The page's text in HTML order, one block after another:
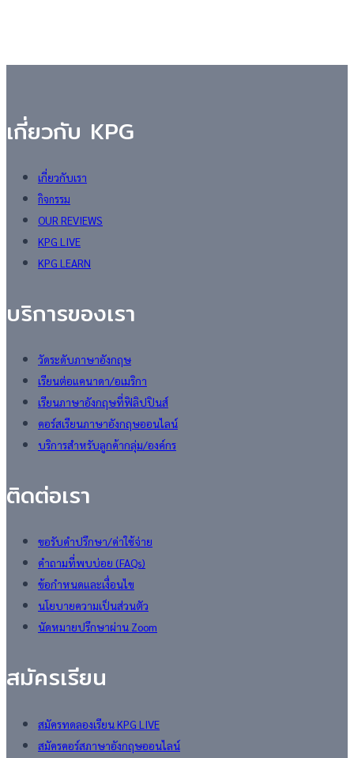
เกี่ยวกับ KPG
เกี่ยวกับเรา
กิจกรรม
OUR REVIEWS
KPG LIVE
KPG LEARN
บริการของเรา
วัดระดับภาษาอังกฤษ
เรียนต่อแคนาดา/อเมริกา
เรียนภาษาอังกฤษที่ฟิลิปปินส์
คอร์สเรียนภาษาอังกฤษออนไลน์
บริการสำหรับลูกค้ากลุ่ม/องค์กร
ติดต่อเรา
ขอรับคำปรึกษา/ค่าใช้จ่าย
คำถามที่พบบ่อย (FAQs)
ข้อกำหนดและเงื่อนไข
นโยบายความเป็นส่วนตัว
นัดหมายปรึกษาผ่าน Zoom
สมัครเรียน
สมัครทดลองเรียน KPG LIVE
สมัครคอร์สภาษาอังกฤษออนไลน์